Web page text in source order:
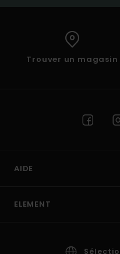
Trouver un magasin
AIDE
ELEMENT